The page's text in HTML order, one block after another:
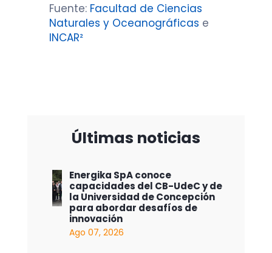
Fuente: Facultad de Ciencias
Naturales y Oceanográficas e
INCAR²
Últimas noticias
Energika SpA conoce
capacidades del CB-UdeC y de
la Universidad de Concepción
para abordar desafíos de
innovación
Ago 07, 2026